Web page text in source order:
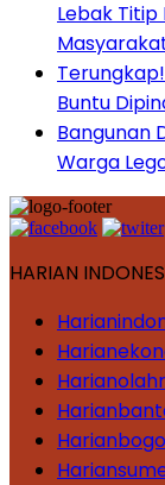
Lebak Titip
Buntu
Bangunan
Warga
HARIAN